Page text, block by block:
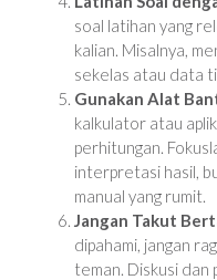
soal latihan yang
kalian. Misalnya,
sekelas atau data
Gunakan Alat
kalkulator atau
perhitungan.
interpretasi hasil,
manual yang rumit.
Jangan Takut
dipahami, jangan
teman. Diskusi dan